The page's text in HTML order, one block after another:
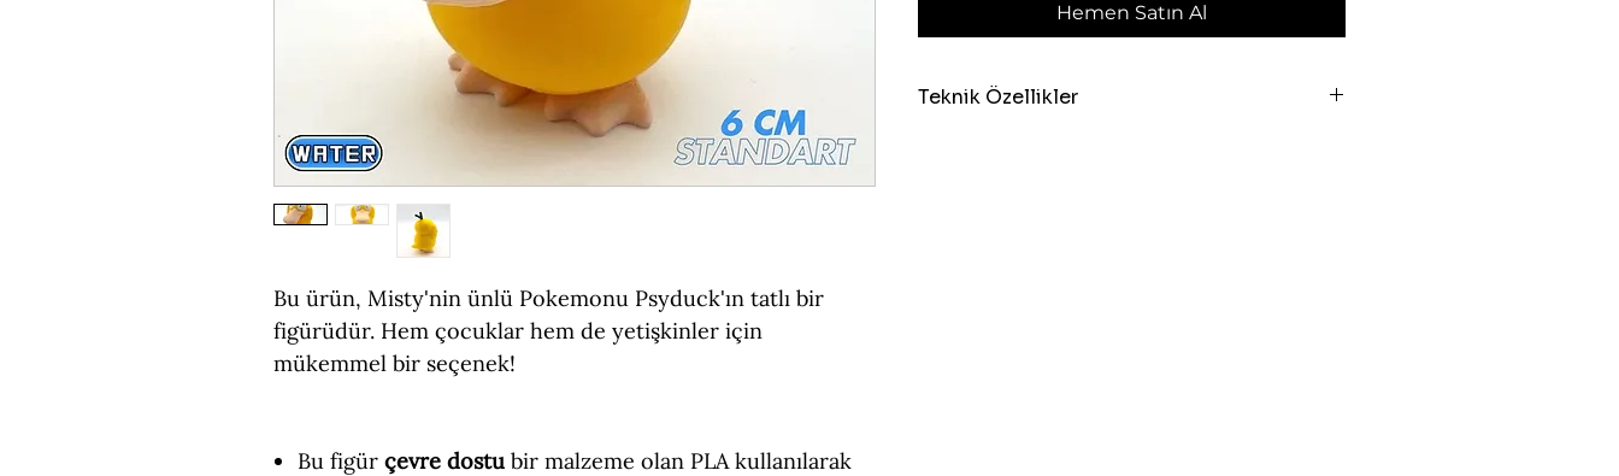
Bu ürün, Misty'nin ünlü Pokemonu Psyduck'ın tatlı bir
figürüdür. Hem çocuklar hem de yetişkinler için
mükemmel bir seçenek!
Bu figür çevre dostu bir malzeme olan PLA kullanılarak
Hemen Satın Al
Teknik Özellikler